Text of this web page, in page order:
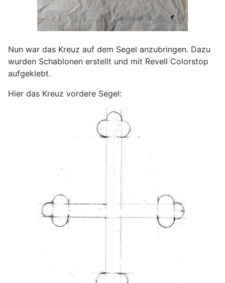
Nun war das Kreuz auf dem Segel anzubringen. Dazu
wurden Schablonen erstellt und mit Revell Colorstop
aufgeklebt.
Hier das Kreuz vordere Segel: